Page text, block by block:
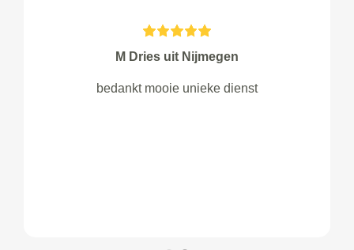
M Dries uit Nijmegen
bedankt mooie unieke dienst